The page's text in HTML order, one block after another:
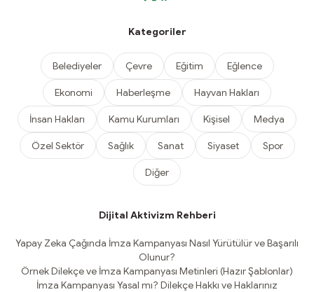
Kategoriler
Belediyeler Çevre Eğitim Eğlence
Ekonomi Haberleşme Hayvan Hakları
İnsan Hakları Kamu Kurumları Kişisel Medya
Özel Sektör Sağlık Sanat Siyaset Spor
Diğer
Dijital Aktivizm Rehberi
Yapay Zeka Çağında İmza Kampanyası Nasıl Yürütülür ve Başarılı
Olunur?
Örnek Dilekçe ve İmza Kampanyası Metinleri (Hazır Şablonlar)
İmza Kampanyası Yasal mı? Dilekçe Hakkı ve Haklarınız